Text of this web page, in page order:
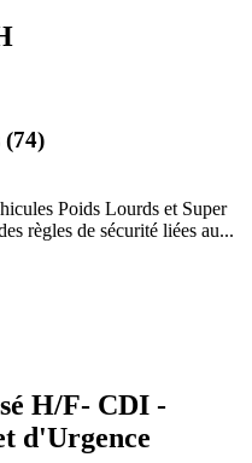
(74)
Poids Lourds et Super
règles de sécurité liées au...
H/F- CDI -
d'Urgence